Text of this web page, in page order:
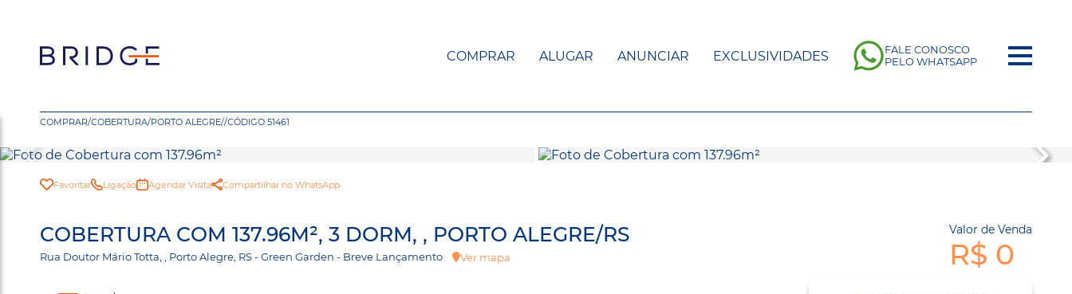
COMPRAR ALUGAR ANUNCIAR EXCLUSIVIDADES
FALE CONOSCO
PELO WHATSAPP
COMPRAR/COBERTURA/PORTO ALEGRE//CÓDIGO 51461
Favoritar Ligação Agendar Visita Compartilhar no WhatsApp
COBERTURA COM 137.96M², 3 DORM, , PORTO ALEGRE/RS
Rua Doutor Mário Totta, , Porto Alegre, RS - Green Garden - Breve Lançamento Ver mapa
Valor de Venda
R$ 0